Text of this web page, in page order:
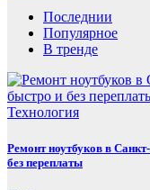
Последнии
Популярное
В тренде
Технология
Ремонт ноутбуков в
без переплаты